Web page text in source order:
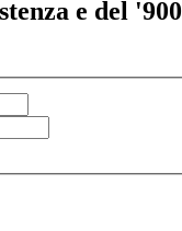
e del '900